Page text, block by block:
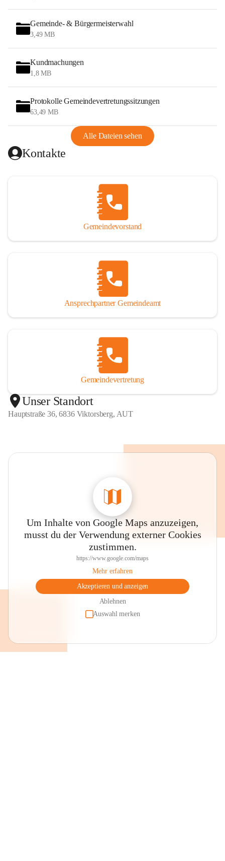
Gemeinde- & Bürgermeisterwahl
3,49 MB
Kundmachungen
1,8 MB
Protokolle Gemeindevertretungssitzungen
63,49 MB
Alle Dateien sehen
Kontakte
Gemeindevorstand
Ansprechpartner Gemeindeamt
Gemeindevertretung
Unser Standort
Hauptstraße 36, 6836 Viktorsberg, AUT
Um Inhalte von Google Maps anzuzeigen,
musst du der Verwendung externer Cookies
zustimmen.
https://www.google.com/maps
Mehr erfahren
Akzeptieren und anzeigen
Ablehnen
Auswahl merken